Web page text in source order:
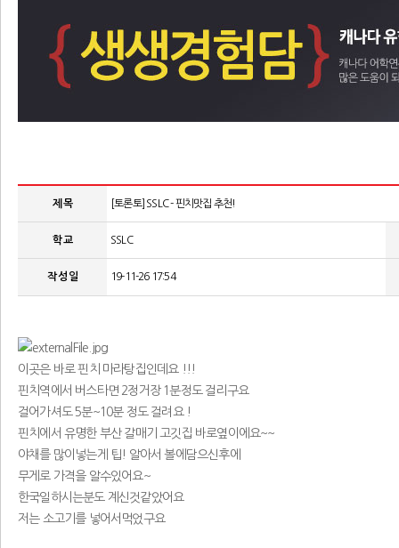
제 목 [토론토] SSLC - 핀치맛집 추천!
학 교 SSLC
작 성 일 19-11-26 17:54
이곳은 바로 핀치 마라탕집인데요 !!!
핀치역에서 버스타면 2정거장 1분정도 걸리구요
걸어가셔도 5분~10분 정도 걸려요 !
핀치에서 유명한 부산 갈매기 고깃집 바로옆이에요~~
야채를 많이넣는게 팁! 알아서 볼에담으신후에
무게로 가격을 알수있어요~
한국일하시는분도 계신것같았어요
저는 소고기를 넣어서먹었구요